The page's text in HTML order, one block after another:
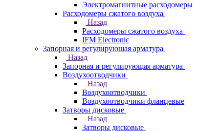
Электромагнитные расходомеры
Расходомеры сжатого воздуха
Назад
Расходомеры сжатого воздуха
IFM Electronic
Запорная и регулирующая арматура
Назад
Запорная и регулирующая арматура
Воздухоотводчики
Назад
Воздухоотводчики
Воздухоотводчики фланцевые
Затворы дисковые
Назад
Затворы дисковые